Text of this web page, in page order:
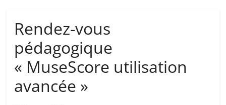
Vilaine
Rendez-vous
pédagogique
« MuseScore utilisation
avancée »